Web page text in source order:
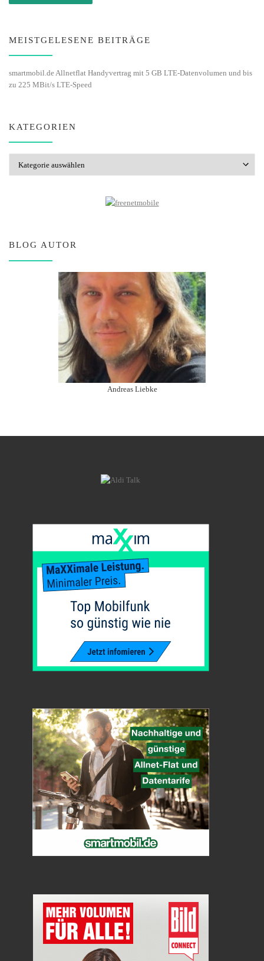
MEISTGELESENE BEITRÄGE
smartmobil.de Allnetflat Handyvertrag mit 5 GB LTE-Datenvolumen und bis
zu 225 MBit/s LTE-Speed
KATEGORIEN
BLOG AUTOR
Andreas Liebke